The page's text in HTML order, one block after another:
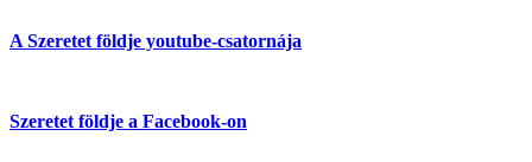
A Szeretet földje youtube-csatornája
Szeretet földje a Facebook-on